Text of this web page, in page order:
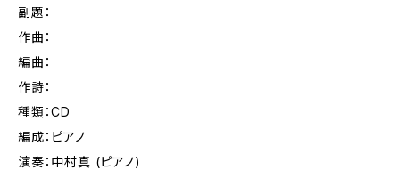
副題：
作曲：
編曲：
作詩：
種類：CD
編成：ピアノ
演奏：中村真 (ピアノ)